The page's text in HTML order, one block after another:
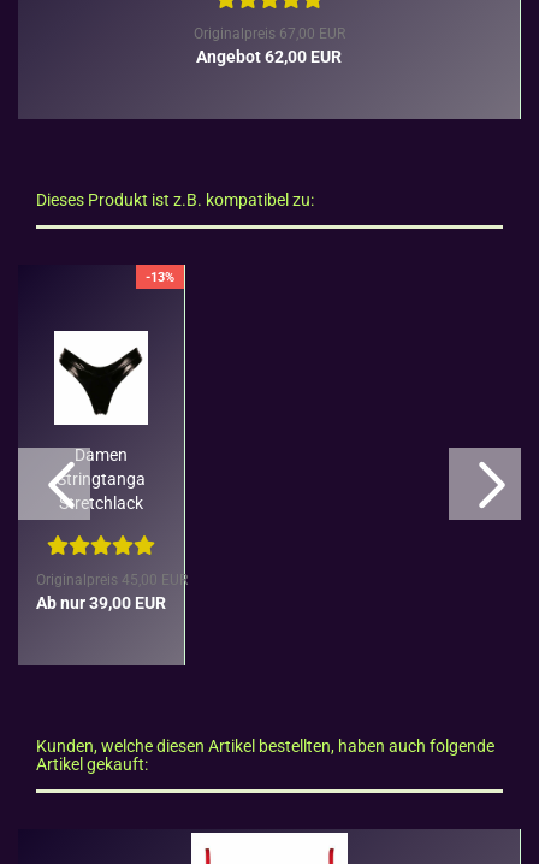
Originalpreis 67,00 EUR
Angebot 62,00 EUR
Dieses Produkt ist z.B. kompatibel zu:
-13%
Damen
String­tan­ga
Stretch­lack
Hoher Bund
Ca­t­an­za­ro
Originalpreis 45,00 EUR
Ab nur 39,00 EUR
Kunden, welche diesen Artikel bestellten, haben auch folgende
Artikel gekauft: